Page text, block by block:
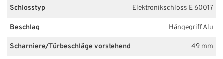
Schlosstyp Elektronikschloss E 60017
Beschlag Hängegriff Alu
Scharniere/Türbeschläge vorstehend 49 mm